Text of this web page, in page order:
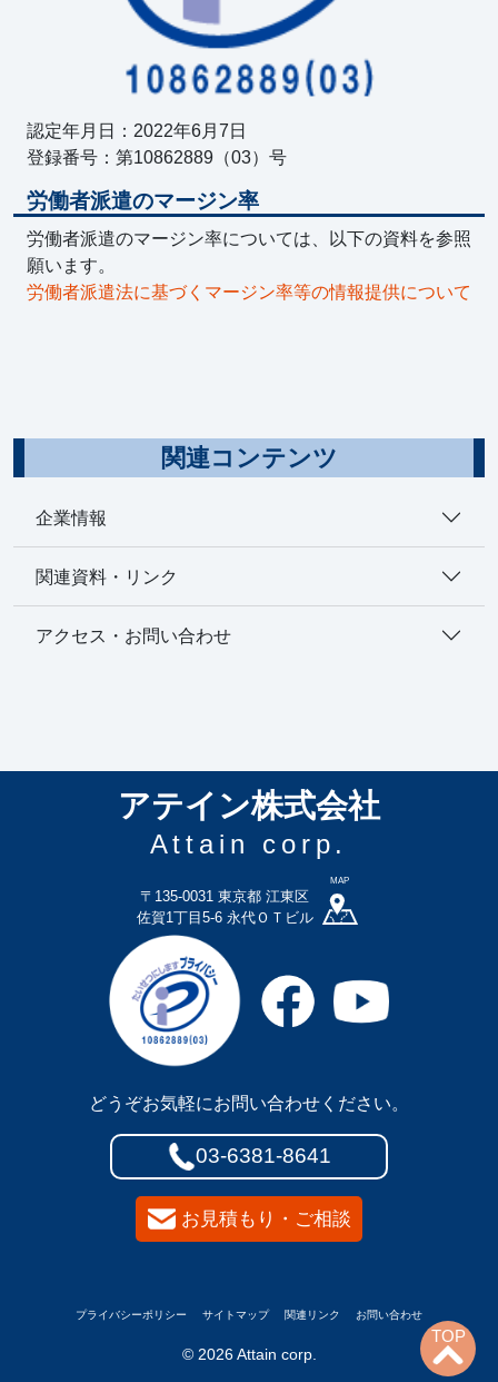
認定年月日：2022年6月7日
登録番号：第10862889（03）号
労働者派遣のマージン率
労働者派遣のマージン率については、以下の資料を参照
願います。
労働者派遣法に基づくマージン率等の情報提供について
関連コンテンツ
企業情報
関連資料・リンク
アクセス・お問い合わせ
TOP
アテイン株式会社
Attain corp.
〒135-0031 東京都 江東区
佐賀1丁目5-6 永代ＯＴビル
MAP
どうぞお気軽にお問い合わせください。
03-6381-8641
お見積もり・ご相談
プライバシーポリシー サイトマップ 関連リンク お問い合わせ
© 2026 Attain corp.